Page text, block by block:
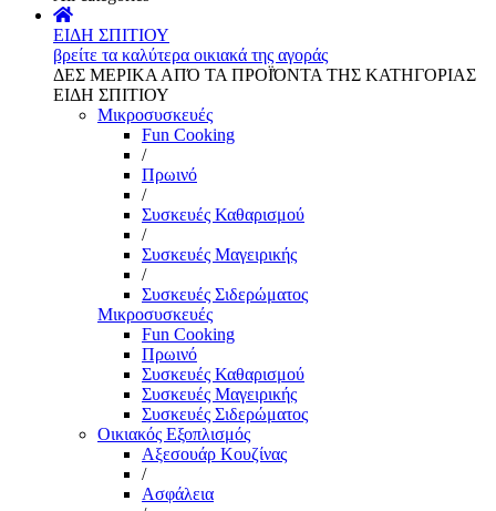
ΕΙΔΗ ΣΠΙΤΙΟΥ
βρείτε τα καλύτερα οικιακά της αγοράς
ΔΕΣ ΜΕΡΙΚΑ ΑΠΌ ΤΑ ΠΡΟΪΌΝΤΑ ΤΗΣ ΚΑΤΗΓΟΡΙΑΣ
ΕΙΔΗ ΣΠΙΤΙΟΥ
Μικροσυσκευές
Fun Cooking
/
Πρωινό
/
Συσκευές Καθαρισμού
/
Συσκευές Μαγειρικής
/
Συσκευές Σιδερώματος
Μικροσυσκευές
Fun Cooking
Πρωινό
Συσκευές Καθαρισμού
Συσκευές Μαγειρικής
Συσκευές Σιδερώματος
Οικιακός Εξοπλισμός
Αξεσουάρ Κουζίνας
/
Ασφάλεια